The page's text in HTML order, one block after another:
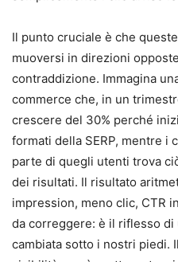
Il punto cruciale è che
muoversi in direzioni
contraddizione. Immagina
commerce che, in un
crescere del 30% perché
formati della SERP, mentre i
parte di quegli utenti trova
dei risultati. Il risultato
impression, meno clic, CTR
da correggere: è il riflesso
cambiata sotto i nostri piedi.